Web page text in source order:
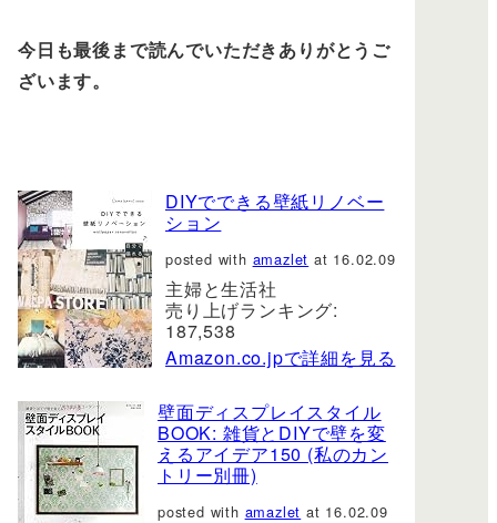
今日も最後まで読んでいただきありがとうご
ざいます。
DIYでできる壁紙リノベー
ション
posted with amazlet at 16.02.09
主婦と生活社
売り上げランキング:
187,538
Amazon.co.jpで詳細を見る
壁面ディスプレイスタイル
BOOK: 雑貨とDIYで壁を変
えるアイデア150 (私のカン
トリー別冊)
posted with amazlet at 16.02.09